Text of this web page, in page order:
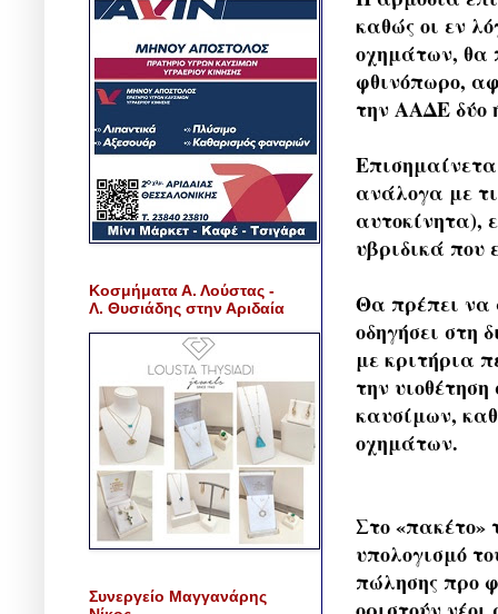
καθώς οι εν
οχημάτων, θα
φθινόπωρο,
την ΑΑΔΕ δύο
ανάλογα με
αυτοκίνητα),
υβριδικά που
Θα πρέπει να
οδηγήσει στη
με κριτήρια
την
καυσίμων,
οχημάτων.
Στο «πακέτο»
υπολογισμό
πώλησης προ
Κοσμήματα Α. Λούστας -
Λ. Θυσιάδης στην Αριδαία
Συνεργείο Μαγγανάρης